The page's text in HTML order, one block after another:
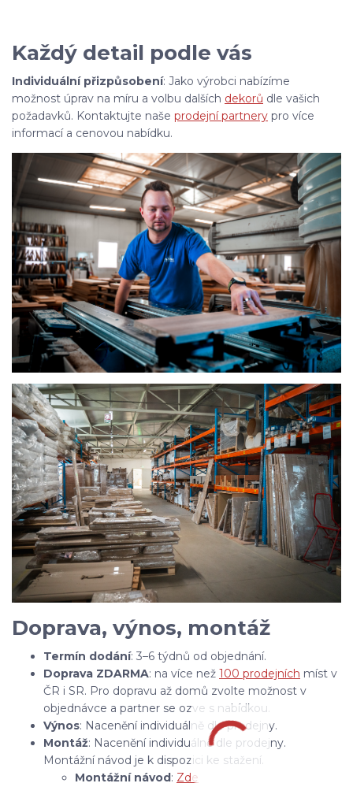
Každý detail podle vás
Individuální přizpůsobení: Jako výrobci nabízíme
možnost úprav na míru a volbu dalších dekorů dle vašich
požadavků. Kontaktujte naše prodejní partnery pro více
informací a cenovou nabídku.
Doprava, výnos, montáž
Termín dodání: 3–6 týdnů od objednání.
Doprava ZDARMA: na více než 100 prodejních míst v
ČR i SR. Pro dopravu až domů zvolte možnost v
objednávce a partner se ozve s nabídkou.
Výnos: Nacenění individuálně dle prodejny.
Montáž: Nacenění individuálně dle prodejny.
Montážní návod je k dispozici ke stažení.
Montážní návod: Zde